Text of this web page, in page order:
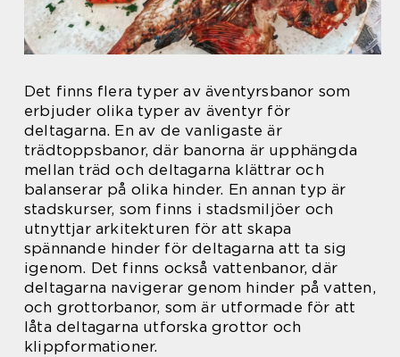
Det finns flera typer av äventyrsbanor som
erbjuder olika typer av äventyr för
deltagarna. En av de vanligaste är
trädtoppsbanor, där banorna är upphängda
mellan träd och deltagarna klättrar och
balanserar på olika hinder. En annan typ är
stadskurser, som finns i stadsmiljöer och
utnyttjar arkitekturen för att skapa
spännande hinder för deltagarna att ta sig
igenom. Det finns också vattenbanor, där
deltagarna navigerar genom hinder på vatten,
och grottorbanor, som är utformade för att
låta deltagarna utforska grottor och
klippformationer.